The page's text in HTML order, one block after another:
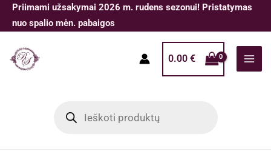
Pereiti
prie
Priimami užsakymai 2026 m. rudens sezonui! Pristatymas
nuo spalio mėn. pabaigos
0.00 €
search